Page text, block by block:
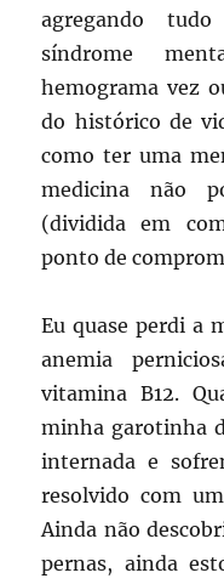
agregando
síndrome
hemograma vez
do histórico de
como ter uma
medicina não
(dividida em
ponto de
Eu quase perdi a
anemia
vitamina B12.
minha garotinha
internada e
resolvido com
Ainda não
pernas, ainda